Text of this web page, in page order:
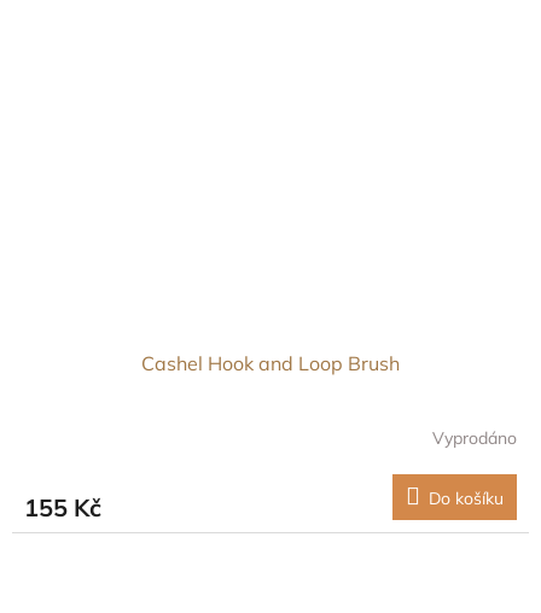
Cashel Hook and Loop Brush
Vyprodáno
155 Kč Do košíku